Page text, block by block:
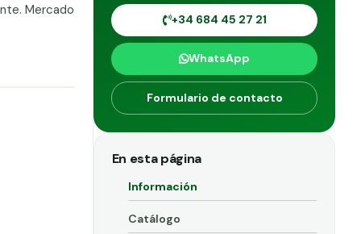
Mercado
+34 684 45 27 21
WhatsApp
Formulario de contacto
En esta página
Información
Catálogo